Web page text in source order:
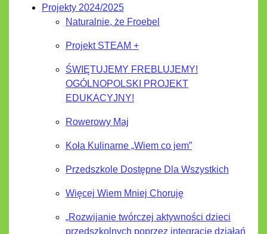
Projekty 2024/2025
Naturalnie, że Froebel
Projekt STEAM +
ŚWIĘTUJEMY FREBLUJEMY!
OGÓLNOPOLSKI PROJEKT
EDUKACYJNY!
Rowerowy Maj
Koła Kulinarne „Wiem co jem”
Przedszkole Dostępne Dla Wszystkich
Więcej Wiem Mniej Choruję
„Rozwijanie twórczej aktywności dzieci
przedszkolnych poprzez integrację działań